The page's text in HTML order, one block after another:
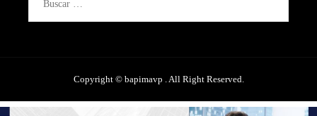
Copyright © bapimavp . All Right Reserved.